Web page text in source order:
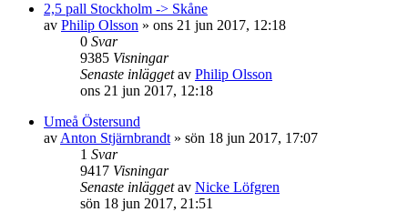
2,5 pall Stockholm -> Skåne
av Philip Olsson » ons 21 jun 2017, 12:18
0 Svar
9385 Visningar
Senaste inläggetav Philip Olsson
ons 21 jun 2017, 12:18
Umeå Östersund
av Anton Stjärnbrandt » sön 18 jun 2017, 17:07
1 Svar
9417 Visningar
Senaste inläggetav Nicke Löfgren
sön 18 jun 2017, 21:51